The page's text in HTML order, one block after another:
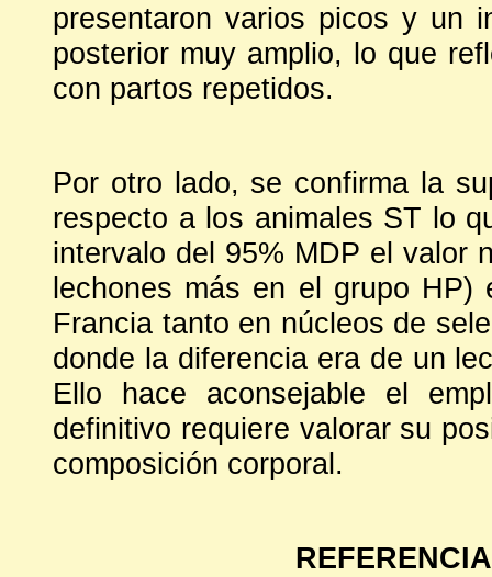
presentaron varios picos y un
posterior muy amplio, lo que
con partos repetidos.
Por otro lado, se confirma la
respecto a los animales ST lo
intervalo del 95% MDP el valor
lechones más en el grupo HP)
Francia tanto en núcleos de
donde la diferencia era de un
Ello hace aconsejable el
definitivo requiere valorar su
composición corporal.